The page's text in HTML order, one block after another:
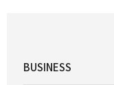
BUSINESS